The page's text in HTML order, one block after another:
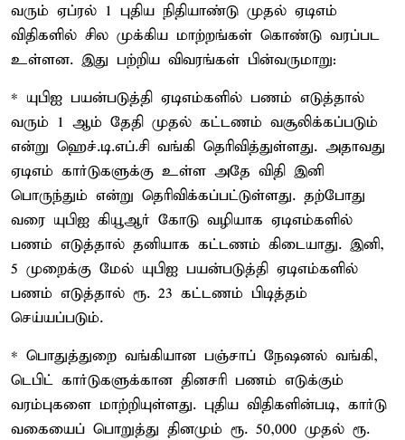
வரும் ஏப்ரல் 1 புதிய நிதியாண்டு முதல் ஏடிஎம்
விதிகளில் சில முக்கிய மாற்றங்கள் கொண்டு வரப்பட
உள்ளன. இது பற்றிய விவரங்கள் பின்வருமாறு:
* யுபிஐ பயன்படுத்தி ஏடிஎம்களில் பணம் எடுத்தால்
வரும் 1 ஆம் தேதி முதல் கட்டணம் வசூலிக்கப்படும்
என்று ஹெச்.டி.எப்.சி வங்கி தெரிவித்துள்ளது. அதாவது
ஏடிஎம் கார்டுகளுக்கு உள்ள அதே விதி இனி
பொருந்தும் என்று தெரிவிக்கப்பட்டுள்ளது. தற்போது
வரை யுபிஐ கியூஆர் கோடு வழியாக ஏடிஎம்களில்
பணம் எடுத்தால் தனியாக கட்டணம் கிடையாது. இனி,
5 முறைக்கு மேல் யுபிஐ பயன்படுத்தி ஏடிஎம்களில்
பணம் எடுத்தால் ரூ. 23 கட்டணம் பிடித்தம்
செய்யப்படும்.
* பொதுத்துறை வங்கியான பஞ்சாப் நேஷனல் வங்கி,
டெபிட் கார்டுகளுக்கான தினசரி பணம் எடுக்கும்
வரம்புகளை மாற்றியுள்ளது. புதிய விதிகளின்படி, கார்டு
வகையைப் பொறுத்து தினமும் ரூ. 50,000 முதல் ரூ.